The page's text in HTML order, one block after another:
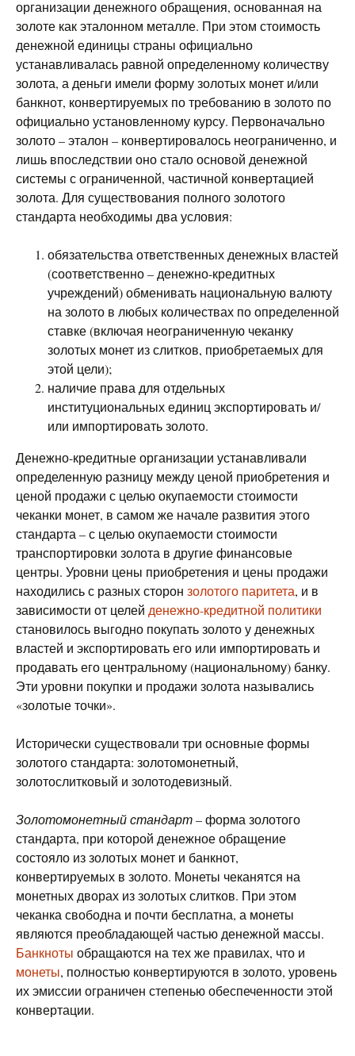
организации денежного обращения, основанная на
золоте как эталонном металле. При этом стоимость
денежной единицы страны официально
устанавливалась равной определенному количеству
золота, а деньги имели форму золотых монет и/или
банкнот, конвертируемых по требованию в золото по
официально установленному курсу. Первоначально
золото – эталон – конвертировалось неограниченно, и
лишь впоследствии оно стало основой денежной
системы с ограниченной, частичной конвертацией
золота. Для существования полного золотого
стандарта необходимы два условия:
обязательства ответственных денежных властей
(соответственно – денежно-кредитных
учреждений) обменивать национальную валюту
на золото в любых количествах по определенной
ставке (включая неограниченную чеканку
золотых монет из слитков, приобретаемых для
этой цели);
наличие права для отдельных
институциональных единиц экспортировать и/
или импортировать золото.
Денежно-кредитные организации устанавливали
определенную разницу между ценой приобретения и
ценой продажи с целью окупаемости стоимости
чеканки монет, в самом же начале развития этого
стандарта – с целью окупаемости стоимости
транспортировки золота в другие финансовые
центры. Уровни цены приобретения и цены продажи
находились с разных сторон золотого паритета, и в
зависимости от целей денежно-кредитной политики
становилось выгодно покупать золото у денежных
властей и экспортировать его или импортировать и
продавать его центральному (национальному) банку.
Эти уровни покупки и продажи золота назывались
«золотые точки».
Исторически существовали три основные формы
золотого стандарта: золотомонетный,
золотослитковый и золотодевизный.
Золотомонетный стандарт– форма золотого
стандарта, при которой денежное обращение
состояло из золотых монет и банкнот,
конвертируемых в золото. Монеты чеканятся на
монетных дворах из золотых слитков. При этом
чеканка свободна и почти бесплатна, а монеты
являются преобладающей частью денежной массы.
Банкноты обращаются на тех же правилах, что и
монеты, полностью конвертируются в золото, уровень
их эмиссии ограничен степенью обеспеченности этой
конвертации.